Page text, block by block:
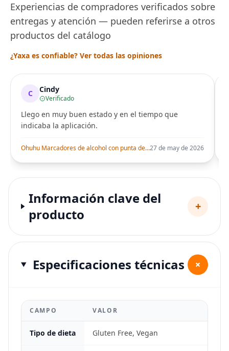
Experiencias de compradores verificados sobre
entregas y atención — pueden referirse a otros
productos del catálogo
¿Yaxa es confiable? Ver todas las opiniones
C Cindy
Verificado
Llego en muy buen estado y en el tiempo que
indicaba la aplicación.
Ohuhu Marcadores de alcohol con punta de pincel – Juego de marcadores artísticos de doble punta con certificación AP para artistas adultos27 de may de 2026
Información clave del
producto
+
Especificaciones técnicas +
CAMPO VALOR
Tipo de dieta Gluten Free, Vegan